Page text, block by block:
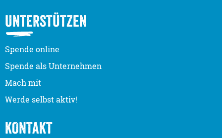
UNTERSTÜTZEN
Spende online
Spende als Unternehmen
Mach mit
Werde selbst aktiv!
KONTAKT